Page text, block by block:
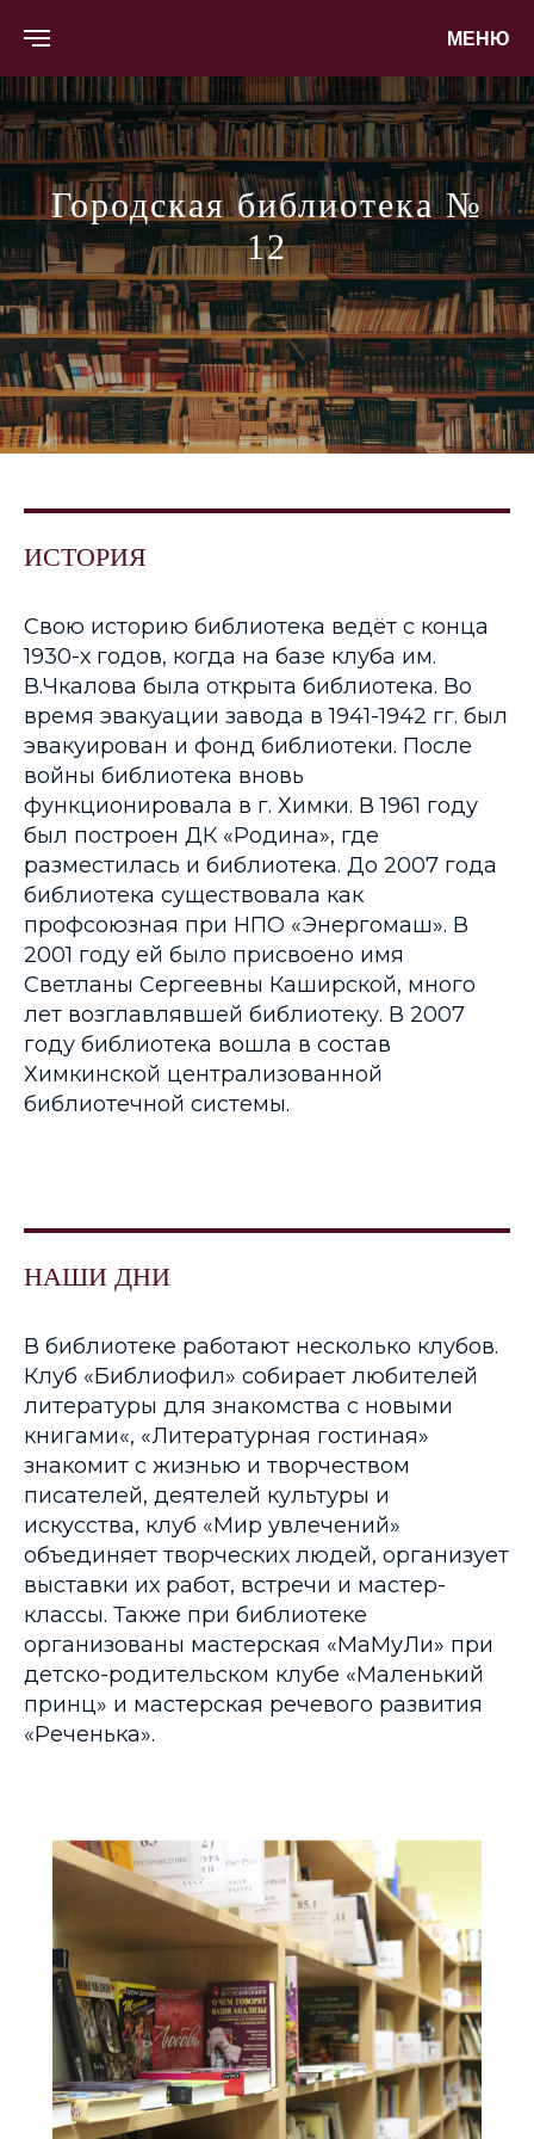
МЕНЮ
Городская библиотека №
12
ИСТОРИЯ
Свою историю библиотека ведёт с конца
1930-х годов, когда на базе клуба им.
В.Чкалова была открыта библиотека. Во
время эвакуации завода в 1941-1942 гг. был
эвакуирован и фонд библиотеки. После
войны библиотека вновь
функционировала в г. Химки. В 1961 году
был построен ДК «Родина», где
разместилась и библиотека. До 2007 года
библиотека существовала как
профсоюзная при НПО «Энергомаш». В
2001 году ей было присвоено имя
Светланы Сергеевны Каширской, много
лет возглавлявшей библиотеку. В 2007
году библиотека вошла в состав
Химкинской централизованной
библиотечной системы.
НАШИ ДНИ
В библиотеке работают несколько клубов.
Клуб «Библиофил» собирает любителей
литературы для знакомства с новыми
книгами«, «Литературная гостиная»
знакомит с жизнью и творчеством
писателей, деятелей культуры и
искусства, клуб «Мир увлечений»
объединяет творческих людей, организует
выставки их работ, встречи и мастер-
классы. Также при библиотеке
организованы мастерская «МаМуЛи» при
детско-родительском клубе «Маленький
принц» и мастерская речевого развития
«Реченька».